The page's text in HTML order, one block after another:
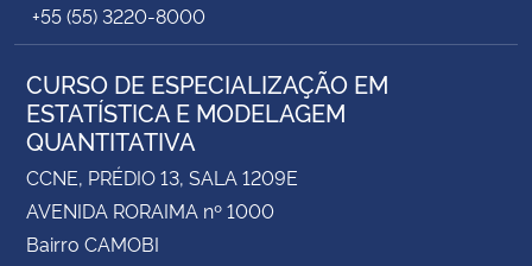
Banco Central do Brasil
Planalto
+55 (55) 3220-8000
CURSO DE ESPECIALIZAÇÃO EM
ESTATÍSTICA E MODELAGEM
QUANTITATIVA
CCNE, PRÉDIO 13, SALA 1209E
AVENIDA RORAIMA nº 1000
Bairro CAMOBI